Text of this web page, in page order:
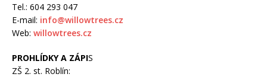
Tel.: 604 293 047
E-mail: info@willowtrees.cz
Web: willowtrees.cz
PROHLÍDKY A ZÁPIS
ZŠ 2. st. Roblín: